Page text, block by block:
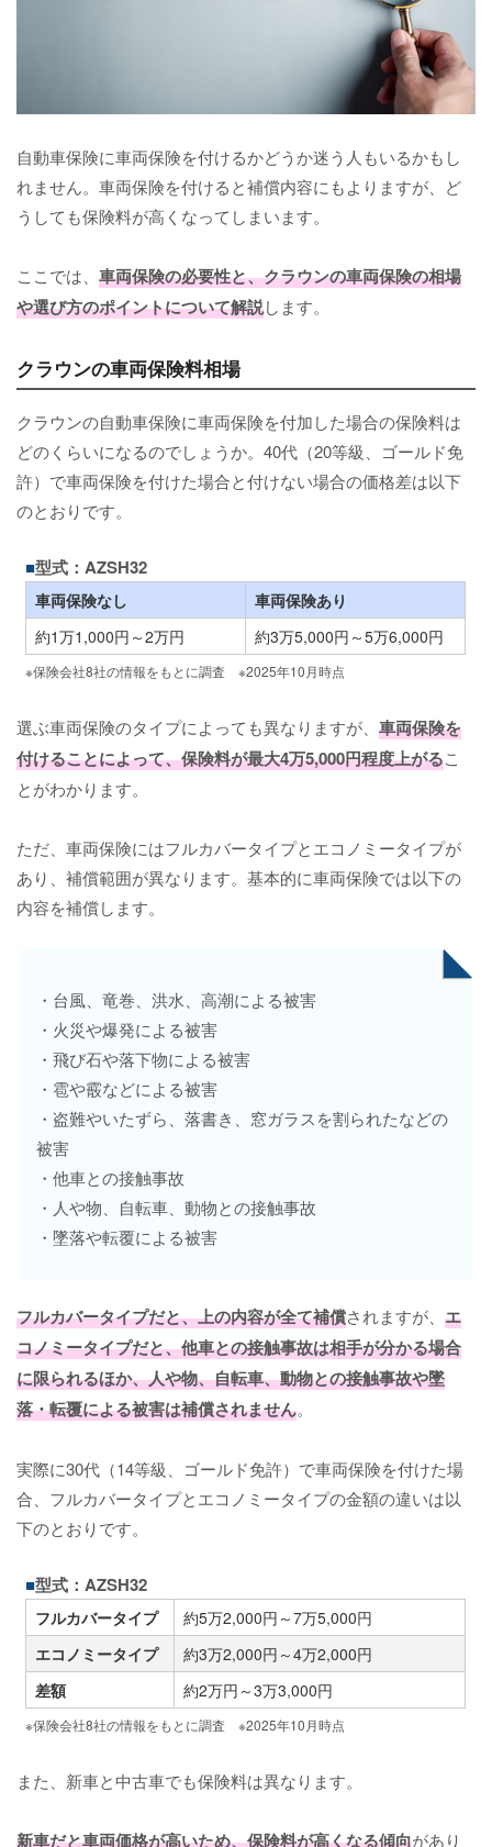
自動車保険に車両保険を付けるかどうか迷う人もいるかもし
れません。車両保険を付けると補償内容にもよりますが、ど
うしても保険料が高くなってしまいます。
ここでは、 車両保険の必要性と、クラウンの車両保険の相場
や選び方のポイントについて解説します。
クラウンの車両保険料相場
クラウンの自動車保険に車両保険を付加した場合の保険料は
どのくらいになるのでしょうか。40代（20等級、ゴールド免
許）で車両保険を付けた場合と付けない場合の価格差は以下
のとおりです。
型式：AZSH32
車両保険なし
車両保険あり
約1万1,000円～2万円
約3万5,000円～5万6,000円
※保険会社8社の情報をもとに調査 ※2025年10月時点
選ぶ車両保険のタイプによっても異なりますが、 車両保険を
付けることによって、保険料が最大4万5,000円程度上がるこ
とがわかります。
ただ、車両保険にはフルカバータイプとエコノミータイプが
あり、補償範囲が異なります。基本的に車両保険では以下の
内容を補償します。
・台風、竜巻、洪水、高潮による被害
・火災や爆発による被害
・飛び石や落下物による被害
・雹や霰などによる被害
・盗難やいたずら、落書き、窓ガラスを割られたなどの
被害
・他車との接触事故
・人や物、自転車、動物との接触事故
・墜落や転覆による被害
フルカバータイプだと、上の内容が全て補償されますが、 エ
コノミータイプだと、他車との接触事故は相手が分かる場合
に限られるほか、人や物、自転車、動物との接触事故や墜
落・転覆による被害は補償されません。
実際に30代（14等級、ゴールド免許）で車両保険を付けた場
合、フルカバータイプとエコノミータイプの金額の違いは以
下のとおりです。
型式：AZSH32
フルカバータイプ
約5万2,000円～7万5,000円
エコノミータイプ
約3万2,000円～4万2,000円
差額
約2万円～3万3,000円
※保険会社8社の情報をもとに調査 ※2025年10月時点
また、新車と中古車でも保険料は異なります。
新車だと車両価格が高いため、保険料が高くなる傾向があり